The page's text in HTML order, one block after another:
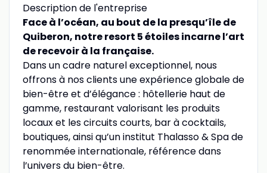
Description de l'entreprise
Face à l’océan, au bout de la presqu’île de
Quiberon, notre resort 5 étoiles incarne l’art
de recevoir à la française.
Dans un cadre naturel exceptionnel, nous
offrons à nos clients une expérience globale de
bien-être et d’élégance : hôtellerie haut de
gamme, restaurant valorisant les produits
locaux et les circuits courts, bar à cocktails,
boutiques, ainsi qu’un institut Thalasso & Spa de
renommée internationale, référence dans
l’univers du bien-être.